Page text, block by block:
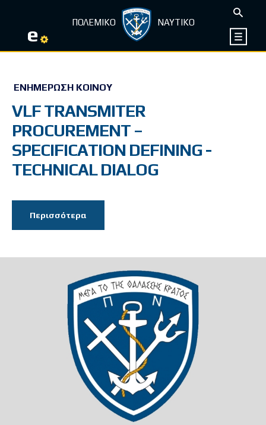
e ΠΟΛΕΜΙΚΟ ΝΑΥΤΙΚΟ
ΕΝΗΜΈΡΩΣΗ ΚΟΙΝΟΎ
VLF TRANSMITER
PROCUREMENT –
SPECIFICATION DEFINING -
TECHNICAL DIALOG
Περισσότερα